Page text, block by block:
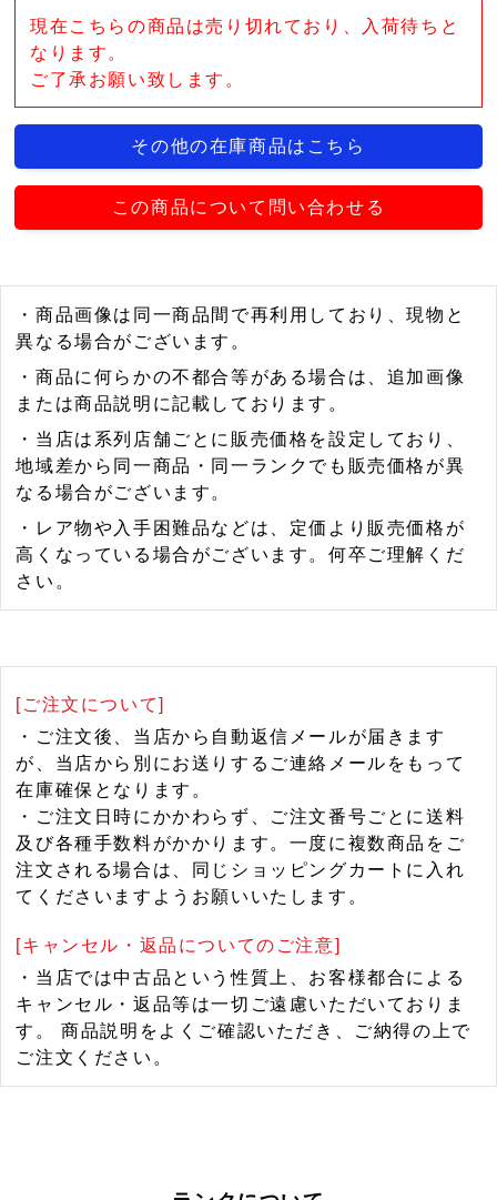
現在こちらの商品は売り切れており、入荷待ちと
なります。
ご了承お願い致します。
その他の在庫商品はこちら
この商品について問い合わせる
・商品画像は同一商品間で再利用しており、現物と
異なる場合がございます。
・商品に何らかの不都合等がある場合は、追加画像
または商品説明に記載しております。
・当店は系列店舗ごとに販売価格を設定しており、
地域差から同一商品・同一ランクでも販売価格が異
なる場合がございます。
・レア物や入手困難品などは、定価より販売価格が
高くなっている場合がございます。何卒ご理解くだ
さい。
[ご注文について]
・ご注文後、当店から自動返信メールが届きます
が、当店から別にお送りするご連絡メールをもって
在庫確保となります。
・ご注文日時にかかわらず、ご注文番号ごとに送料
及び各種手数料がかかります。一度に複数商品をご
注文される場合は、同じショッピングカートに入れ
てくださいますようお願いいたします。
[キャンセル・返品についてのご注意]
・当店では中古品という性質上、お客様都合による
キャンセル・返品等は一切ご遠慮いただいておりま
す。 商品説明をよくご確認いただき、ご納得の上で
ご注文ください。